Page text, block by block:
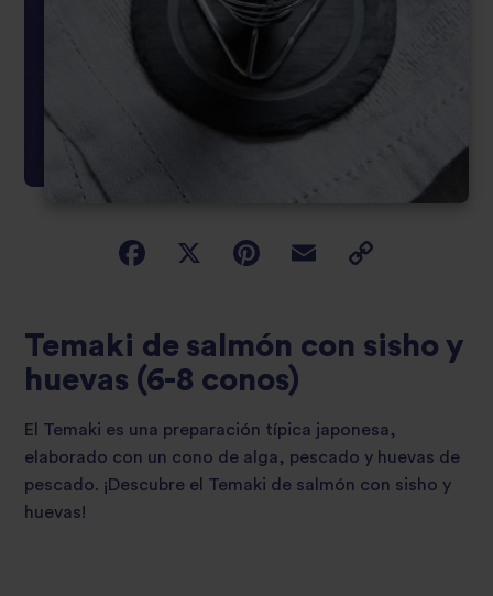
Temaki de salmón con sisho y
huevas (6-8 conos)
El Temaki es una preparación típica japonesa,
elaborado con un cono de alga, pescado y huevas de
pescado. ¡Descubre el Temaki de salmón con sisho y
huevas!